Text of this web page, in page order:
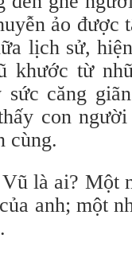
ảo được
lịch sử,
khước từ
căng
con
cùng.
là ai? Một
anh; một